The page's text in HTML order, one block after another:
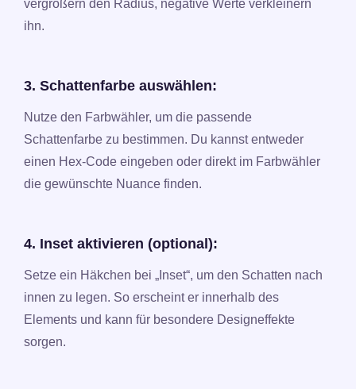
vergrößern den Radius, negative Werte verkleinern
ihn.
3. Schattenfarbe auswählen:
Nutze den Farbwähler, um die passende
Schattenfarbe zu bestimmen. Du kannst entweder
einen Hex-Code eingeben oder direkt im Farbwähler
die gewünschte Nuance finden.
4. Inset aktivieren (optional):
Setze ein Häkchen bei „Inset“, um den Schatten nach
innen zu legen. So erscheint er innerhalb des
Elements und kann für besondere Designeffekte
sorgen.